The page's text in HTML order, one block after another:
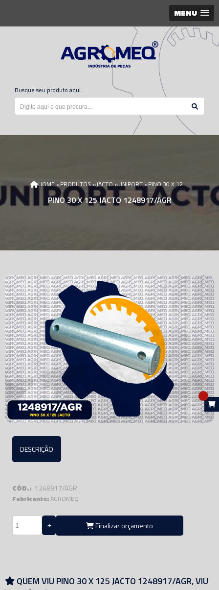
MENU
Busque seu produto aqui:
HOME»PRODUTOS»JACTO»UNIPORT» PINO 30 X 125 JACTO 1248917/AGR
PINO 30 X 125 JACTO 1248917/AGR
DESCRIÇÃO
CÓD.: 1248917/AGR
Fabricante:AGROMEQ
Finalizar orçamento
QUEM VIU PINO 30 X 125 JACTO 1248917/AGR, VIU